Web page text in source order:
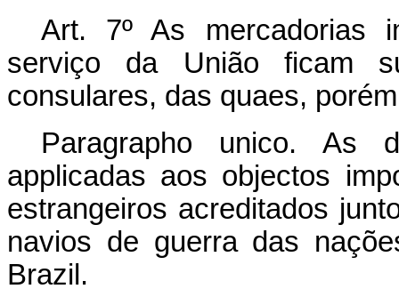
Art. 7º As mercadorias
serviço da União ficam
consulares, das quaes,
Paragrapho unico. As
applicadas aos objectos
estrangeiros acreditados
navios de guerra das
Brazil.